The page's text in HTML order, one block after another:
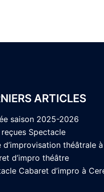
ARTICLES
saison 2025-2026
reçues Spectacle
d’improvisation théâtrale
d’impro théâtre
Cabaret d’impro à